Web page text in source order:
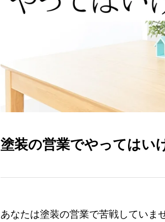
塗装の営業でやってはい
あなたは塗装の営業で苦戦していま